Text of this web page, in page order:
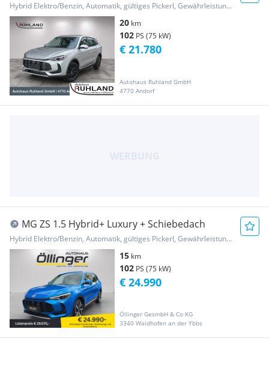
Eintausc...
Hybrid Elektro/Benzin, Automatik, gültiges Pickerl, Gewährleistung, Garantie
20 km
102 PS (75 kW)
Autohaus Ruhland GmbH
4770 Andorf
€ 21.780
MG ZS 1.5 Hybrid+ Luxury + Schiebedach
Hybrid Elektro/Benzin, Automatik, gültiges Pickerl, Gewährleistung, Garantie
15 km
102 PS (75 kW)
Öllinger GesmbH & Co KG
3340 Waidhofen an der Ybbs
€ 24.990